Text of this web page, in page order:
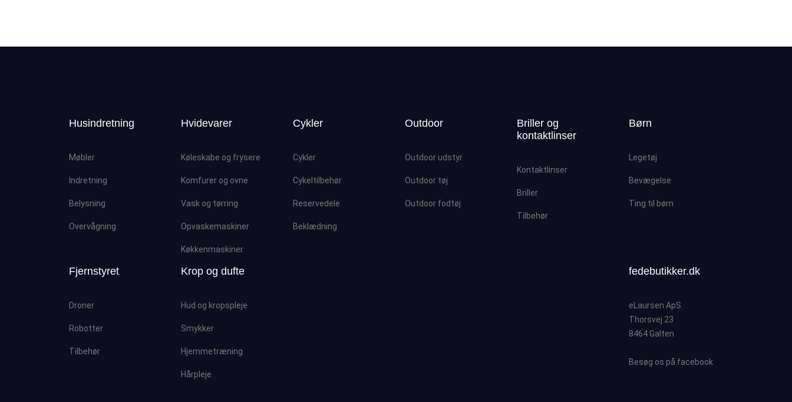
Husindretning
Møbler
Indretning
Belysning
Overvågning
Hvidevarer
Køleskabe og frysere
Komfurer og ovne
Vask og tørring
Opvaskemaskiner
Køkkenmaskiner
Cykler
Cykler
Cykeltilbehør
Reservedele
Beklædning
Outdoor
Outdoor udstyr
Outdoor tøj
Outdoor fodtøj
Briller og
kontaktlinser
Kontaktlinser
Briller
Tilbehør
Børn
Legetøj
Bevægelse
Ting til børn
Fjernstyret
Droner
Robotter
Tilbehør
Krop og dufte
Hud og kropspleje
Smykker
Hjemmetræning
Hårpleje
fedebutikker.dk
eLaursen ApS
Thorsvej 23
8464 Galten
Besøg os på facebook